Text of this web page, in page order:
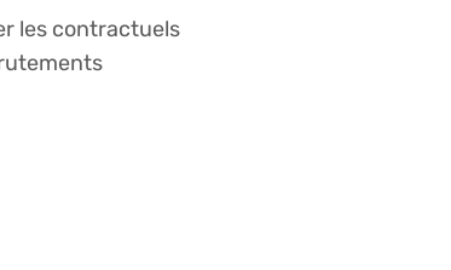
les contractuels